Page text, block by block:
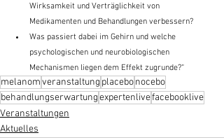
Wirksamkeit und Verträglichkeit von
Medikamenten und Behandlungen verbessern?
Was passiert dabei im Gehirn und welche
psychologischen und neurobiologischen
Mechanismen liegen dem Effekt zugrunde?“
melanomveranstaltung placebonocebo
behandlungserwartungexpertenlivefacebooklive
Veranstaltungen
Aktuelles